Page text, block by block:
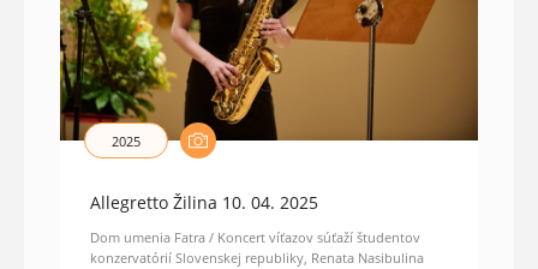
2025
Allegretto Žilina 10. 04. 2025
Dom umenia Fatra / Koncert víťazov súťaží študentov
konzervatórií Slovenskej republiky, Renata Nasibulina